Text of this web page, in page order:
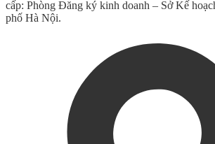
cấp: Phòng Đăng ký kinh doanh – Sở Kế
phố Hà Nội.